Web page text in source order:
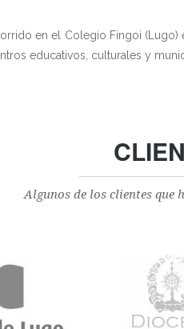
en el Colegio Fingoi
educativos, culturales y
Algunos de los clientes que